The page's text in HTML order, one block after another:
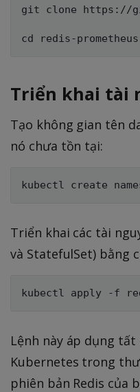
git clone https://
Triển khai tài
Tạo không gian tên
nó chưa tồn tại:
Triển khai các tài
và StatefulSet) bằng
Lệnh này áp dụng tất
Kubernetes trong
phiên bản Redis của